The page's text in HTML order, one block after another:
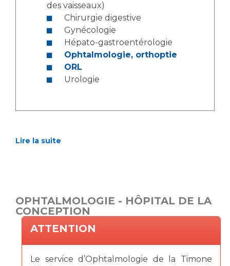
Lieu de santé sans tabac
des vaisseaux)
Chirurgie digestive
Gynécologie
Hépato-gastroentérologie
Ophtalmologie, orthoptie
ORL
Urologie
Lire la suite
OPHTALMOLOGIE - HÔPITAL DE LA
CONCEPTION
ATTENTION
Le service d’Ophtalmologie de la Timone